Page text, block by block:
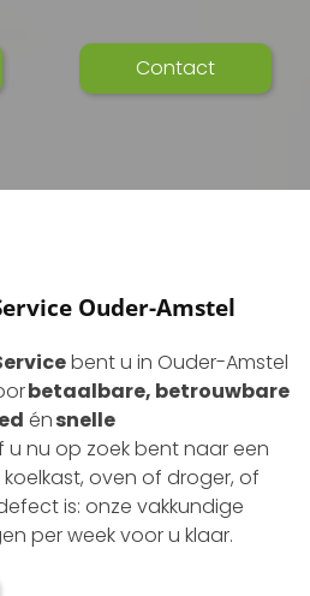
Contact
Ouder-Amstel
bent u in Ouder-Amstel
betaalbare, betrouwbare
énsnelle
u nu op zoek bent naar een
oven of droger, of
is: onze vakkundige
per week voor u klaar.